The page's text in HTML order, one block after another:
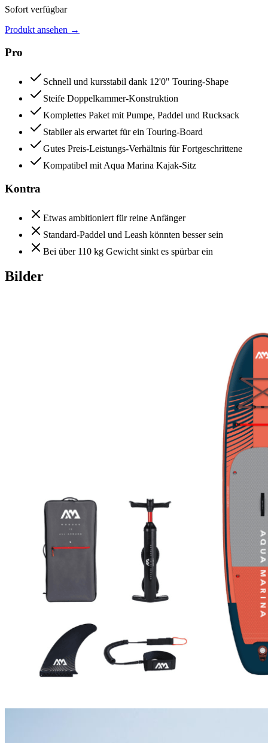
Sofort verfügbar
Produkt ansehen →
Pro
Schnell und kursstabil dank 12'0" Touring-Shape
Steife Doppelkammer-Konstruktion
Komplettes Paket mit Pumpe, Paddel und Rucksack
Stabiler als erwartet für ein Touring-Board
Gutes Preis-Leistungs-Verhältnis für Fortgeschrittene
Kompatibel mit Aqua Marina Kajak-Sitz
Kontra
Etwas ambitioniert für reine Anfänger
Standard-Paddel und Leash könnten besser sein
Bei über 110 kg Gewicht sinkt es spürbar ein
Bilder